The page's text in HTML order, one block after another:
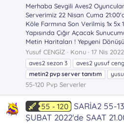
Merhaba Sevgili Aves2
Serverimiz 22 Nisan Cuma
Köle Farmına Son Verilmiş 1x 5x
Yapısında Çığır Açacak
Metin Haritaları ! Yepyeni
Yusuf CENGİZ
Konu 17 Nis 2022
aves2 sezon 3
aves2 yusuf
metin2 pvp server tanıtım
55-120 Pvp Serverler
55 - 120 SARİA2 55-
ŞUBAT 2022'de SAAT